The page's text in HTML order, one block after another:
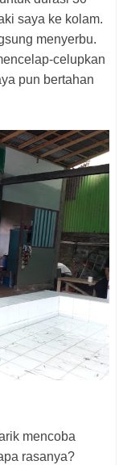
saya ke kolam.
menyerbu.
celupkan
pun bertahan
mencoba
rasanya?